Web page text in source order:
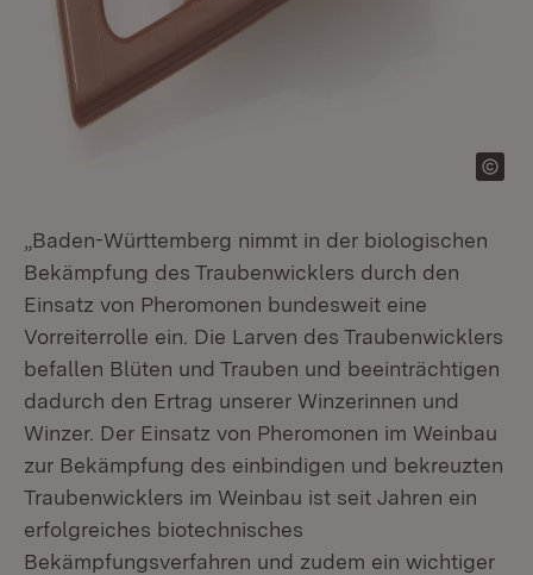
„Baden-Württemberg nimmt in der biologischen
Bekämpfung des Traubenwicklers durch den
Einsatz von Pheromonen bundesweit eine
Vorreiterrolle ein. Die Larven des Traubenwicklers
befallen Blüten und Trauben und beeinträchtigen
dadurch den Ertrag unserer Winzerinnen und
Winzer. Der Einsatz von Pheromonen im Weinbau
zur Bekämpfung des einbindigen und bekreuzten
Traubenwicklers im Weinbau ist seit Jahren ein
erfolgreiches biotechnisches
Bekämpfungsverfahren und zudem ein wichtiger